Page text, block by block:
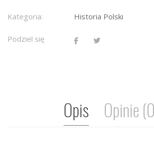
Kategoria: Historia Polski
Podziel się
Opis Opinie